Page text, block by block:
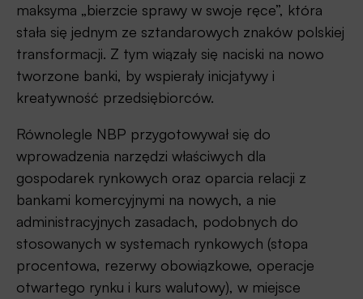
maksyma „bierzcie sprawy w swoje ręce”, która
stała się jednym ze sztandarowych znaków polskiej
transformacji. Z tym wiązały się naciski na nowo
tworzone banki, by wspierały inicjatywy i
kreatywność przedsiębiorców.
Równolegle NBP przygotowywał się do
wprowadzenia narzędzi właściwych dla
gospodarek rynkowych oraz oparcia relacji z
bankami komercyjnymi na nowych, a nie
administracyjnych zasadach, podobnych do
stosowanych w systemach rynkowych (stopa
procentowa, rezerwy obowiązkowe, operacje
otwartego rynku i kurs walutowy), w miejsce